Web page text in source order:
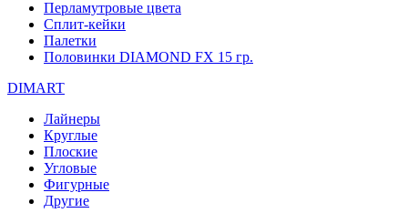
Перламутровые цвета
Сплит-кейки
Палетки
Половинки DIAMOND FX 15 гр.
DIMART
Лайнеры
Круглые
Плоские
Угловые
Фигурные
Другие